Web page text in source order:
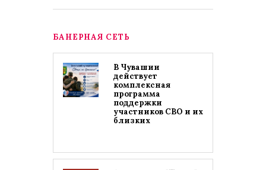
БАНЕРНАЯ СЕТЬ
В Чувашии
действует
комплексная
программа
поддержки
участников СВО и их
близких